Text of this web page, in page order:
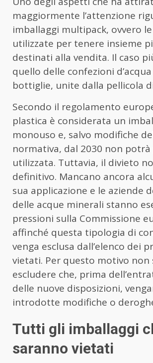
maggiormente l’attenzione
imballaggi multipack, ovvero
utilizzate per tenere insieme
destinati alla vendita. Il caso
quello delle confezioni
bottiglie, unite dalla pellicola
Secondo il regolamento
plastica è considerata un
monouso e, salvo modifiche
normativa, dal 2030 non potrà
utilizzata. Tuttavia, il divieto
definitivo. Mancano ancora
sua applicazione e le aziende
delle acque minerali stanno
pressioni sulla Commissione
affinché questa tipologia di
venga esclusa dall’elenco dei
vietati. Per questo motivo non
escludere che, prima
delle nuove disposizioni,
introdotte modifiche o
Tutti gli imballaggi
saranno vietati